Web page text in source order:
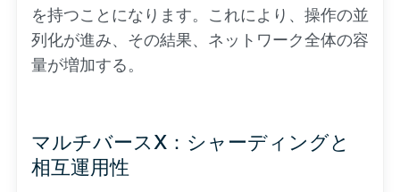
を持つことになります。これにより、操作の並
列化が進み、その結果、ネットワーク全体の容
量が増加する。
マルチバースX：シャーディングと
相互運用性